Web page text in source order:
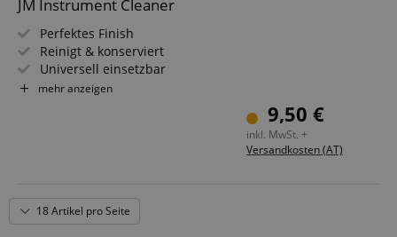
JM Instrument Cleaner
Perfektes Finish
Reinigt & konserviert
Universell einsetzbar
Für alle Oberflächen
mehr anzeigen
9,50 €
inkl. MwSt. +
Versandkosten (AT)
18 Artikel pro Seite